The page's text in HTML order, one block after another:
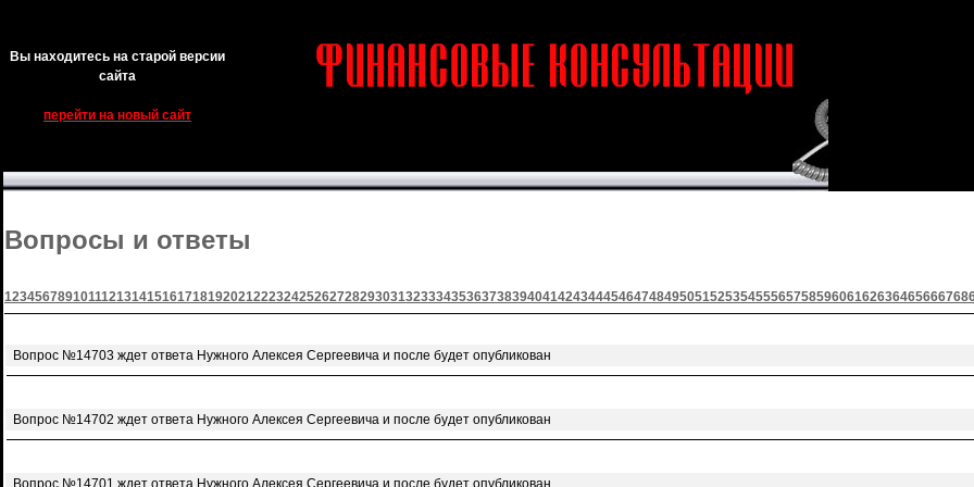
Вы находитесь на старой версии
сайта
перейти на новый сайт
Вопросы и ответы
1234567891011121314151617181920212223242526272829303132333435363738394041424344454647484950515253545556575859606162636465666768
Вопрос №14703 ждет ответа Нужного Алексея Сергеевича и после будет опубликован
Вопрос №14702 ждет ответа Нужного Алексея Сергеевича и после будет опубликован
Вопрос №14701 ждет ответа Нужного Алексея Сергеевича и после будет опубликован